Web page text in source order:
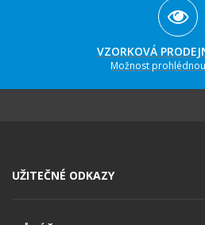
VZORKOVÁ
Možnost
UŽITEČNÉ ODKAZY